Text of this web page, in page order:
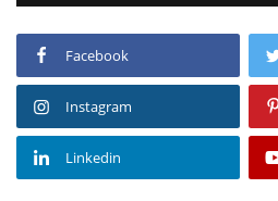
Facebook
Instagram
Linkedin